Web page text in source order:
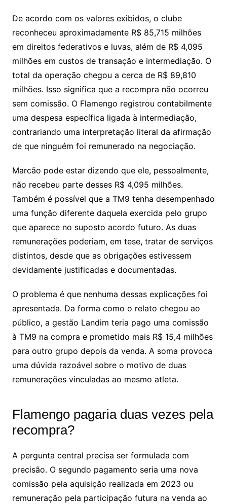
De acordo com os valores exibidos, o clube
reconheceu aproximadamente R$ 85,715 milhões
em direitos federativos e luvas, além de R$ 4,095
milhões em custos de transação e intermediação. O
total da operação chegou a cerca de R$ 89,810
milhões. Isso significa que a recompra não ocorreu
sem comissão. O Flamengo registrou contabilmente
uma despesa específica ligada à intermediação,
contrariando uma interpretação literal da afirmação
de que ninguém foi remunerado na negociação.
Marcão pode estar dizendo que ele, pessoalmente,
não recebeu parte desses R$ 4,095 milhões.
Também é possível que a TM9 tenha desempenhado
uma função diferente daquela exercida pelo grupo
que aparece no suposto acordo futuro. As duas
remunerações poderiam, em tese, tratar de serviços
distintos, desde que as obrigações estivessem
devidamente justificadas e documentadas.
O problema é que nenhuma dessas explicações foi
apresentada. Da forma como o relato chegou ao
público, a gestão Landim teria pago uma comissão
à TM9 na compra e prometido mais R$ 15,4 milhões
para outro grupo depois da venda. A soma provoca
uma dúvida razoável sobre o motivo de duas
remunerações vinculadas ao mesmo atleta.
Flamengo pagaria duas vezes pela
recompra?
A pergunta central precisa ser formulada com
precisão. O segundo pagamento seria uma nova
comissão pela aquisição realizada em 2023 ou
remuneração pela participação futura na venda ao